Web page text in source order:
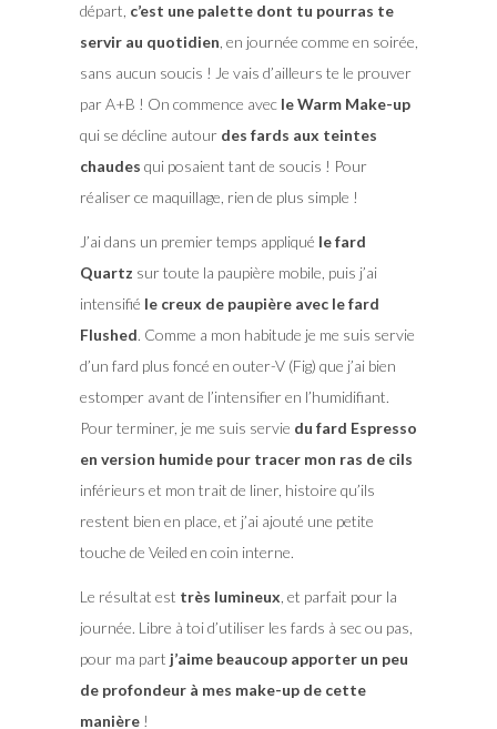
départ, c’est une palette dont tu pourras te
servir au quotidien , en journée comme en soirée,
sans aucun soucis ! Je vais d’ailleurs te le prouver
par A+B ! On commence avec le Warm Make-up
qui se décline autour des fards aux teintes
chaudes qui posaient tant de soucis ! Pour
réaliser ce maquillage, rien de plus simple !
J’ai dans un premier temps appliqué le fard
Quartz sur toute la paupière mobile, puis j’ai
intensifié le creux de paupière avec le fard
Flushed. Comme a mon habitude je me suis servie
d’un fard plus foncé en outer-V (Fig) que j’ai bien
estomper avant de l’intensifier en l’humidifiant.
Pour terminer, je me suis servie du fard Espresso
en version humide pour tracer mon ras de cils
inférieurs et mon trait de liner, histoire qu’ils
restent bien en place, et j’ai ajouté une petite
touche de Veiled en coin interne.
Le résultat est très lumineux , et parfait pour la
journée. Libre à toi d’utiliser les fards à sec ou pas,
pour ma part j’aime beaucoup apporter un peu
de profondeur à mes make-up de cette
manière!